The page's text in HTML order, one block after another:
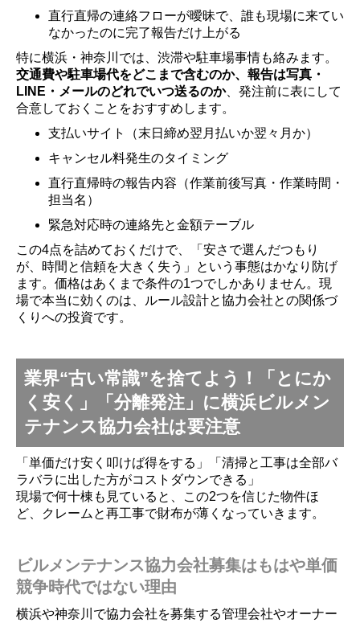
直行直帰の連絡フローが曖昧で、誰も現場に来てい
なかったのに完了報告だけ上がる
特に横浜・神奈川では、渋滞や駐車場事情も絡みます。
交通費や駐車場代をどこまで含むのか、報告は写真・
LINE・メールのどれでいつ送るのか、発注前に表にして
合意しておくことをおすすめします。
支払いサイト（末日締め翌月払いか翌々月か）
キャンセル料発生のタイミング
直行直帰時の報告内容（作業前後写真・作業時間・
担当名）
緊急対応時の連絡先と金額テーブル
この4点を詰めておくだけで、「安さで選んだつもり
が、時間と信頼を大きく失う」という事態はかなり防げ
ます。価格はあくまで条件の1つでしかありません。現
場で本当に効くのは、ルール設計と協力会社との関係づ
くりへの投資です。
業界“古い常識”を捨てよう！「とにか
く安く」「分離発注」に横浜ビルメン
テナンス協力会社は要注意
「単価だけ安く叩けば得をする」「清掃と工事は全部バ
ラバラに出した方がコストダウンできる」
現場で何十棟も見ていると、この2つを信じた物件ほ
ど、クレームと再工事で財布が薄くなっていきます。
ビルメンテナンス協力会社募集はもはや単価
競争時代ではない理由
横浜や神奈川で協力会社を募集する管理会社やオーナー